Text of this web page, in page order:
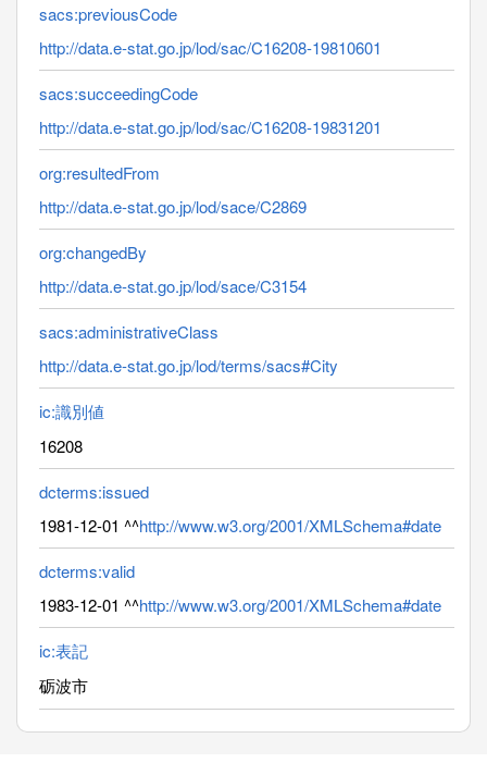
sacs:previousCode
http://data.e-stat.go.jp/lod/sac/C16208-19810601
sacs:succeedingCode
http://data.e-stat.go.jp/lod/sac/C16208-19831201
org:resultedFrom
http://data.e-stat.go.jp/lod/sace/C2869
org:changedBy
http://data.e-stat.go.jp/lod/sace/C3154
sacs:administrativeClass
http://data.e-stat.go.jp/lod/terms/sacs#City
ic:識別値
16208
dcterms:issued
1981-12-01 ^^http://www.w3.org/2001/XMLSchema#date
dcterms:valid
1983-12-01 ^^http://www.w3.org/2001/XMLSchema#date
ic:表記
砺波市